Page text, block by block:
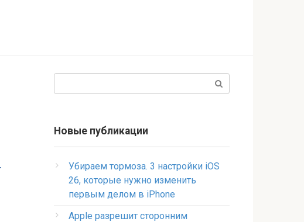
Новые публикации
Убираем тормоза. 3 настройки iOS
26, которые нужно изменить
первым делом в iPhone
Apple разрешит сторонним